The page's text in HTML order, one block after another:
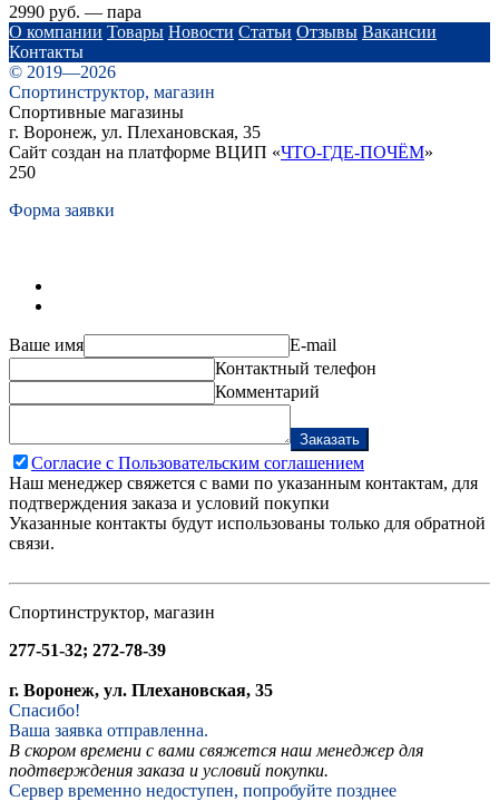
2990 руб. — пара
О компании Товары Новости Статьи Отзывы Вакансии
Контакты
© 2019—2026
Спортинструктор, магазин
Спортивные магазины
г. Воронеж, ул. Плехановская, 35
Сайт создан на платформе ВЦИП «ЧТО-ГДЕ-ПОЧЁМ»
250
Форма заявки
Ваше имя
E-mail
Контактный телефон
Комментарий
Заказать
Согласие с Пользовательским соглашением
Наш менеджер свяжется с вами по указанным контактам, для
подтверждения заказа и условий покупки
Указанные контакты будут использованы только для обратной
связи.
Спортинструктор, магазин
277-51-32; 272-78-39
г. Воронеж, ул. Плехановская, 35
Спасибо!
Ваша заявка отправленна.
В скором времени с вами свяжется наш менеджер для
подтверждения заказа и условий покупки.
Сервер временно недоступен, попробуйте позднее